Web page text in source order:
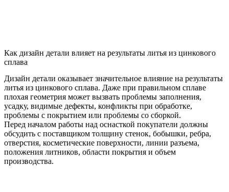
Как дизайн детали влияет на результаты литья из цинкового
сплава
Дизайн детали оказывает значительное влияние на результаты
литья из цинкового сплава. Даже при правильном сплаве
плохая геометрия может вызвать проблемы заполнения,
усадку, видимые дефекты, конфликты при обработке,
проблемы с покрытием или проблемы со сборкой.
Перед началом работы над оснасткой покупатели должны
обсудить с поставщиком толщину стенок, бобышки, ребра,
отверстия, косметические поверхности, линии разъема,
положения литников, области покрытия и объем
производства.